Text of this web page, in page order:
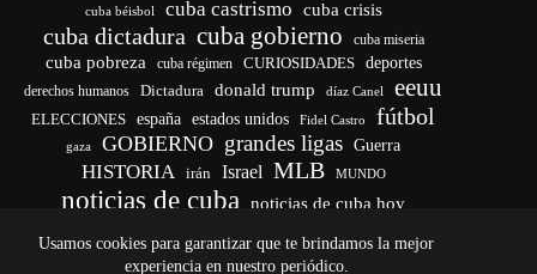
Usamos cookies para garantizar que te brindamos la mejor
experiencia en nuestro periódico.
cuba béisbol cuba castrismo cuba crisis
cuba dictadura cuba gobierno cuba miseria
cuba pobreza cuba régimen CURIOSIDADES deportes
derechos humanos Dictadura donald trump díaz Canel eeuu
ELECCIONES españa estados unidos Fidel Castro fútbol
gaza GOBIERNO grandes ligas Guerra
HISTORIA irán Israel MLB MUNDO
noticias de cuba
noticias de cuba hoy
vida yankees